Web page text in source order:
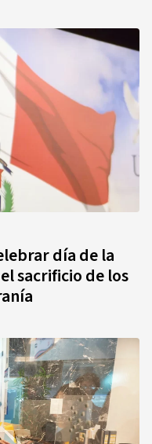
día de la
sacrificio de los